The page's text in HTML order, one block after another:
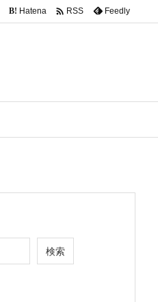
B! Hatena  RSS Feedly
検索